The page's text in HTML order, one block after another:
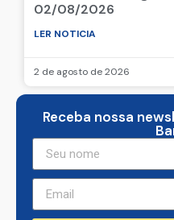
02/08/2026
LER NOTICIA
2 de agosto de 2026
Receba nossa